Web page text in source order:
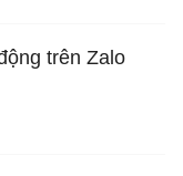
trên Zalo